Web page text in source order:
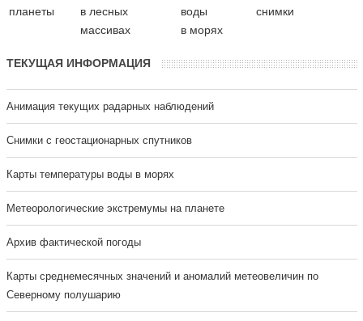
планеты
в лесных
массивах
воды
в морях
снимки
ТЕКУЩАЯ ИНФОРМАЦИЯ
Анимация текущих радарных наблюдений
Cнимки с геостационарных спутников
Карты температуры воды в морях
Метеорологические экстремумы на планете
Архив фактической погоды
Карты среднемесячных значений и аномалий метеовеличин по
Северному полушарию